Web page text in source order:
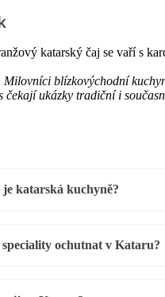
katarský čaj se vaří s
Milovníci blízkovýchodní
čekají ukázky tradiční i
je katarská kuchyně?
speciality ochutnat v Kataru?